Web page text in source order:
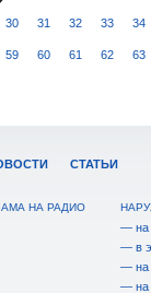
30 31 32 33 34
59 60 61 62 63
СТАТЬИ
НА РАДИО
— на
— в
— на
— на